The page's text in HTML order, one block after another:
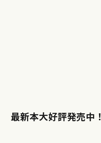
最新本大好評発売中！